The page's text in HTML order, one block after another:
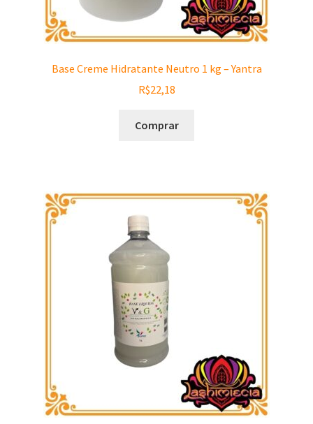
Base Creme Hidratante Neutro 1 kg – Yantra
R$22,18
Comprar